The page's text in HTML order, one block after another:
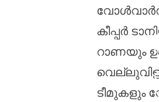
കീപ്പർ
റാണയും
ടീമുകളും